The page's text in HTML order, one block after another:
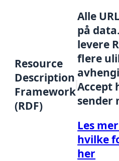
Resource
Description
Framework
(RDF)
Alle
på
levere
flere
Accept
sender
Les
hvilke
her